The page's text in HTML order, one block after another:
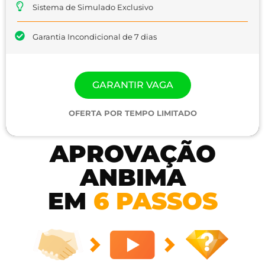
Sistema de Simulado Exclusivo
Garantia Incondicional de 7 dias
GARANTIR VAGA
OFERTA POR TEMPO LIMITADO
APROVAÇÃO
ANBIMA
EM 6 PASSOS